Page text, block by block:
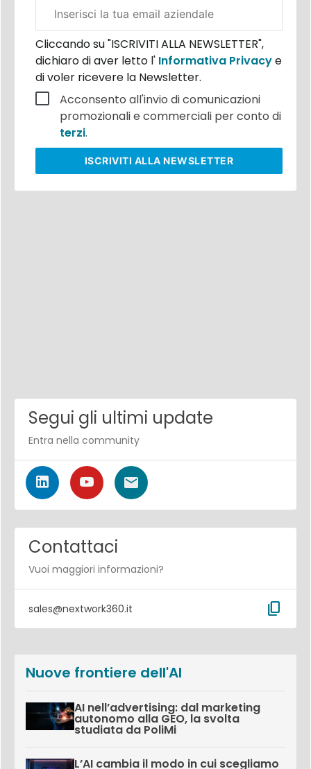
aziendale
Cliccando su "ISCRIVITI ALLA NEWSLETTER",
dichiaro di aver letto l'Informativa Privacye
di voler ricevere la Newsletter.
Acconsento all'invio di comunicazioni
promozionali e commerciali per conto di
terzi.
ISCRIVITI ALLA NEWSLETTER
Segui gli ultimi update
Entra nella community
Contattaci
Vuoi maggiori informazioni?
sales@nextwork360.it content_copy
Nuove frontiere dell'AI
AI nell’advertising: dal marketing
autonomo alla GEO, la svolta
studiata da PoliMi
L’AI cambia il modo in cui scegliamo